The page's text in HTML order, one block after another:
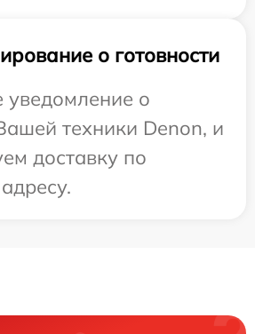
о готовности
уведомление о
техники Denon, и
доставку по